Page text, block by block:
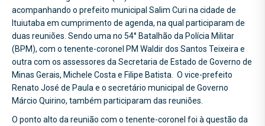
acompanhando o prefeito municipal Salim Curi na cidade de
Ituiutaba em cumprimento de agenda, na qual participaram de
duas reuniões. Sendo uma no 54° Batalhão da Polícia Militar
(BPM), com o tenente-coronel PM Waldir dos Santos Teixeira e
outra com os assessores da Secretaria de Estado de Governo de
Minas Gerais, Michele Costa e Filipe Batista. O vice-prefeito
Renato José de Paula e o secretário municipal de Governo
Márcio Quirino, também participaram das reuniões.
O ponto alto da reunião com o tenente-coronel foi à questão da